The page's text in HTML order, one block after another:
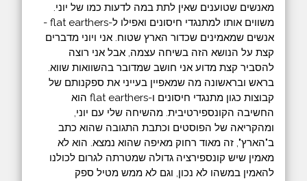
מאנשים שטוענים שאין לתת במה לדעות כמו של יוני.
משווים אותו למתנגדי חיסונים ואפילו ל-flat earthers -
אנשים שמאמינים שכדור הארץ שטוח. אני ויוני מדברים
קצת על הנושא הזה בשיחה עצמה, אבל אני רוצה
להסביר קצת מדוע אני חושב שמדובר בהשוואות שווא.
בראש ובראשונה מה שמאפיין בעייני את ספקנותם של
קבוצות כגון מתנגדי חיסונים ו-flat earthers הוא
החשיבה הקונספירטיבית. מהשיחה שלי עם יוני,
ומהקריאה של הפוסטים וכתבת התגובה שהוא כתב
ב"הארץ", זה מאוד רחוק מאיפה שהוא נמצא. הוא לא
מאמין שיש קונספירציה גדולה שמטרתה לגרום לכולנו
להאמין במשהו לא נכון, וגם לא ממש מטיל ספק